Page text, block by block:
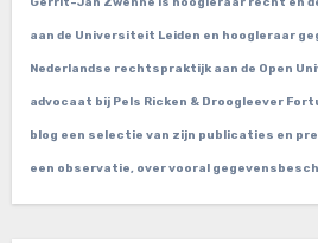
aan de Universiteit Leiden en hoogleraar
Nederlandse rechtspraktijk aan de Open
advocaat bij Pels Ricken & Droogleever
blog een selectie van zijn publicaties en
een observatie, over vooral